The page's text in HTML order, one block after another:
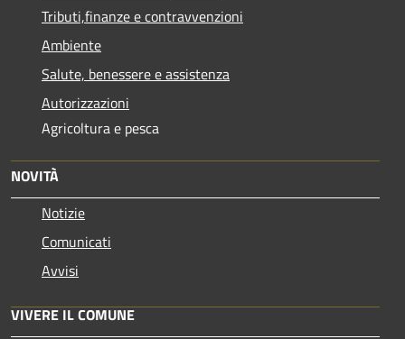
Tributi,finanze e contravvenzioni
Ambiente
Salute, benessere e assistenza
Autorizzazioni
Agricoltura e pesca
NOVITÀ
Notizie
Comunicati
Avvisi
VIVERE IL COMUNE